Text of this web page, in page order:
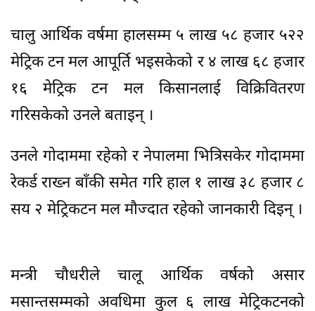
चालु आर्थिक वर्षमा हालसम्म ५ लाख ५८ हजार ५२२
मेट्रिक टन मल आपूर्ति भइसकेको र ४ लाख ६८ हजार
१६ मेट्रिक टन मल किसानलाई विक्रिवितरण
गरिसकेको उनले बताइन् ।
उनले गोदाममा रहेको र नेपालमा भित्रिसकेर गोदाममा
रेकर्ड राख्न बाँकी समेत गरि हाल १ लाख ३८ हजार ८
सय २ मेट्रिकटन मल मौज्दात रहेको जानकारी दिइन् ।
मन्त्री चौधरीले चालू आर्थिक वर्षको असार
मसान्तसम्मको अवधिमा कुल ६ लाख मेट्रिकटनको